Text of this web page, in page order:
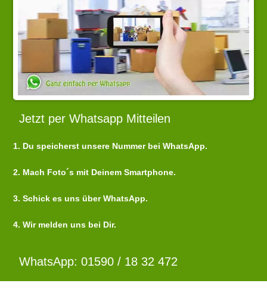
Jetzt per Whatsapp Mitteilen
1. Du speicherst unsere Nummer bei WhatsApp.
2. Mach Foto´s mit Deinem Smartphone.
3. Schick es uns über WhatsApp.
4. Wir melden uns bei Dir.
WhatsApp: 01590 / 18 32 472